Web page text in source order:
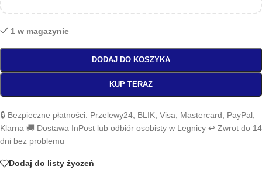
1 w magazynie
DODAJ DO KOSZYKA
KUP TERAZ
🔒 Bezpieczne płatności: Przelewy24, BLIK, Visa, Mastercard, PayPal,
Klarna 🚚 Dostawa InPost lub odbiór osobisty w Legnicy ↩️ Zwrot do 14
dni bez problemu
Dodaj do listy życzeń